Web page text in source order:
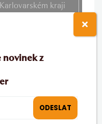
kraji
novinek z